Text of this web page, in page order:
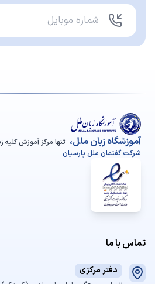
آموزشگاه زبان ملل، تنها مرکز آموزش کلیه
شرکت گفتمان ملل پارسیان
تماس با ما
دفتر مرکزی